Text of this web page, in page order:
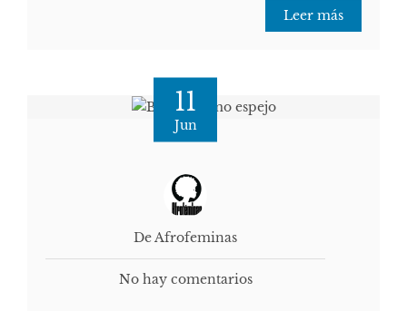
Leer más
11
Jun
De Afrofeminas
No hay comentarios